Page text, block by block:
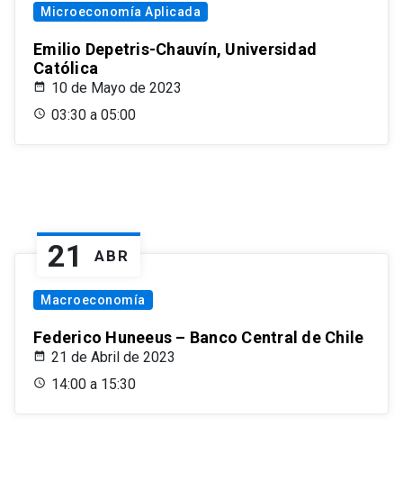
Microeconomía Aplicada
Emilio Depetris-Chauvín, Universidad
Católica
10 de Mayo de 2023
03:30 a 05:00
21 ABR
Macroeconomía
Federico Huneeus – Banco Central de Chile
21 de Abril de 2023
14:00 a 15:30